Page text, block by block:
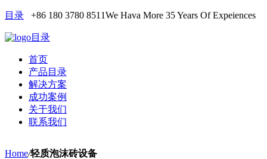
目录 +86 180 3780 8511We Hava More 35 Years Of Expeiences
目录
首页
产品目录
解决方案
成功案例
关于我们
联系我们
Home/轻质泡沫砖设备